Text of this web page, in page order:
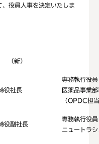
役員人事を決定いたしま
（新）
役社長
専務執行役員
医薬品事業
（OPDC担
役副社長
専務執行役員
ニュートラ